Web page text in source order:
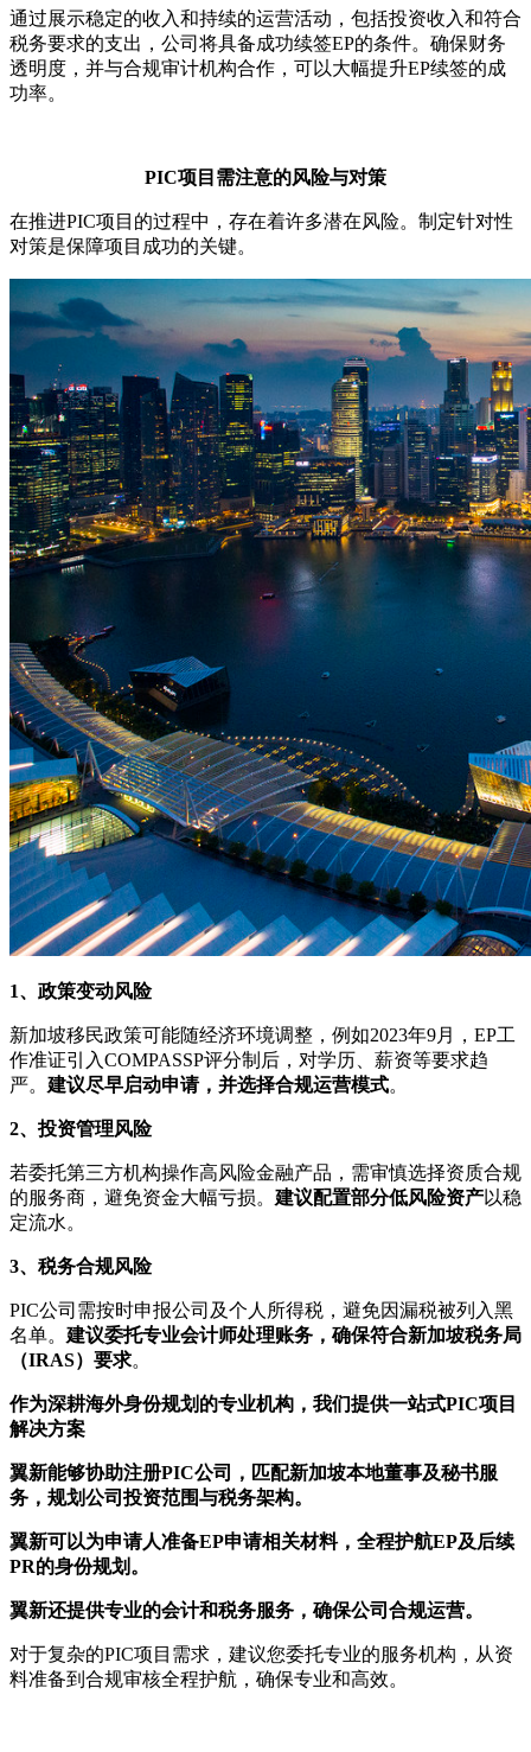
通过展示稳定的收入和持续的运营活动，包括投资收入和符合
税务要求的支出，公司将具备成功续签EP的条件。确保财务
透明度，并与合规审计机构合作，可以大幅提升EP续签的成
功率。
PIC项目需注意的风险与对策
在推进PIC项目的过程中，存在着许多潜在风险。制定针对性
对策是保障项目成功的关键。
1、 政策变动风险
新加坡移民政策可能随经济环境调整，例如2023年9月，EP工
作准证引入COMPASSP评分制后，对学历、薪资等要求趋
严。 建议尽早启动申请，并选择合规运营模式。
2、投资管理风险
若委托第三方机构操作高风险金融产品，需审慎选择资质合规
的服务商，避免资金大幅亏损。 建议配置部分低风险资产以稳
定流水。
3、 税务合规风险
PIC公司需按时申报公司及个人所得税，避免因漏税被列入黑
名单。 建议委托专业会计师处理账务，确保符合新加坡税务局
（IRAS）要求。
作为深耕海外身份规划的专业机构， 我们提供一站式PIC项目
解决方案
翼新能够协助注册PIC公司，匹配新加坡本地董事及秘书服
务，规划公司投资范围与税务架构。
翼新可以为申请人准备EP申请相关材料，全程护航EP及后续
PR的身份规划。
翼新还提供专业的会计和税务服务，确保公司合规运营。
对于复杂的PIC项目需求，建议您委托专业的服务机构，从资
料准备到合规审核全程护航，确保专业和高效。